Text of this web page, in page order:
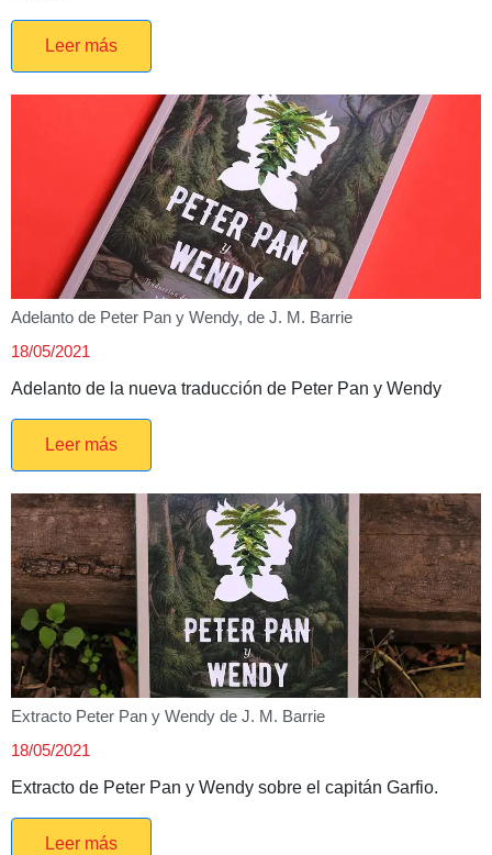
Leer más
Adelanto de Peter Pan y Wendy, de J. M. Barrie
18/05/2021
Adelanto de la nueva traducción de Peter Pan y Wendy
Leer más
Extracto Peter Pan y Wendy de J. M. Barrie
18/05/2021
Extracto de Peter Pan y Wendy sobre el capitán Garfio.
Leer más